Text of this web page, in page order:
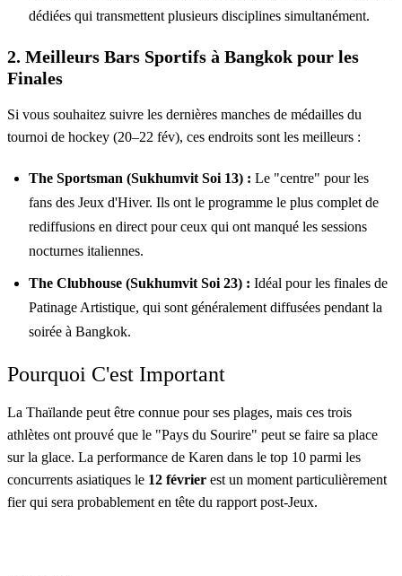
dédiées qui transmettent plusieurs disciplines simultanément.
2. Meilleurs Bars Sportifs à Bangkok pour les
Finales
Si vous souhaitez suivre les dernières manches de médailles du
tournoi de hockey (20–22 fév), ces endroits sont les meilleurs :
The Sportsman (Sukhumvit Soi 13) : Le "centre" pour les
fans des Jeux d'Hiver. Ils ont le programme le plus complet de
rediffusions en direct pour ceux qui ont manqué les sessions
nocturnes italiennes.
The Clubhouse (Sukhumvit Soi 23) : Idéal pour les finales de
Patinage Artistique, qui sont généralement diffusées pendant la
soirée à Bangkok.
Pourquoi C'est Important
La Thaïlande peut être connue pour ses plages, mais ces trois
athlètes ont prouvé que le "Pays du Sourire" peut se faire sa place
sur la glace. La performance de Karen dans le top 10 parmi les
concurrents asiatiques le 12 février est un moment particulièrement
fier qui sera probablement en tête du rapport post-Jeux.